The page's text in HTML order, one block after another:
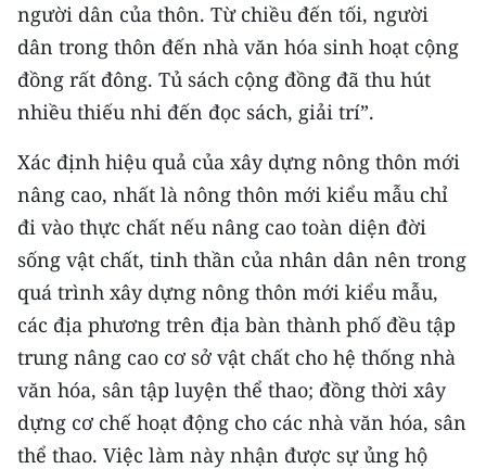
TIN MỚI
TIN ĐỊA PHƯƠNG
Trung du và miền núi phía Bắc
Đồng bằng sông Hồng
Bắc Trung Bộ
Duyên hải Nam Trung Bộ và Tây
Nguyên
Đông Nam Bộ
Đồng bằng sông Cửu Long
Chuyên trang Hà Nội
người dân của thôn. Từ chiều đến tối, người
dân trong thôn đến nhà văn hóa sinh hoạt cộng
đồng rất đông. Tủ sách cộng đồng đã thu hút
nhiều thiếu nhi đến đọc sách, giải trí”.
Xác định hiệu quả của xây dựng nông thôn mới
nâng cao, nhất là nông thôn mới kiểu mẫu chỉ
đi vào thực chất nếu nâng cao toàn diện đời
sống vật chất, tinh thần của nhân dân nên trong
quá trình xây dựng nông thôn mới kiểu mẫu,
các địa phương trên địa bàn thành phố đều tập
trung nâng cao cơ sở vật chất cho hệ thống nhà
văn hóa, sân tập luyện thể thao; đồng thời xây
dựng cơ chế hoạt động cho các nhà văn hóa, sân
thể thao. Việc làm này nhận được sự ủng hộ